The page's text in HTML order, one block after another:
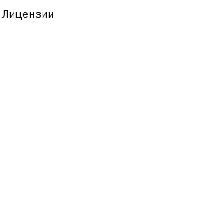
Лицензии